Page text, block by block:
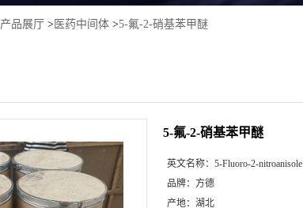
产品展厅 > 医药中间体 >5-氟-2-硝基苯甲醚
5-氟-2-硝基苯甲醚
英文名称： 5-Fluoro-2-nitroanisole
品牌： 方德
产地： 湖北